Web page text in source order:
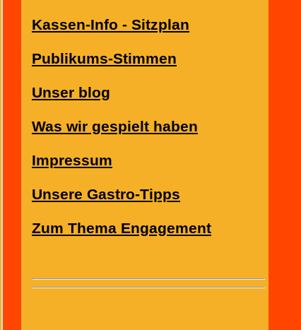
Kassen-Info - Sitzplan
Publikums-Stimmen
Unser blog
Was wir gespielt haben
Impressum
Unsere Gastro-Tipps
Zum Thema Engagement